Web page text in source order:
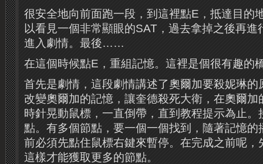
很安全地向前面跑一段，到這裡點E，抵達目的
以看見一個非常顯眼的SAT，過去拿掉之後再進
進入劇情。最後……
在這個時候點E，重組記憶。這裡是個很有趣的
首先是劇情，這段劇情講述了奧爾加要殺妮琳的
改變奧爾加的記憶，讓奎德殺死大衛，在奧爾
時針晃動鼠標，一直倒帶，直到教程提示為止
點。有多個節點，要一個一個找到，隨著記憶
前必須先點住鼠標右鍵來暫停。在完成之前呢，
這樣才能獲取更多的節點。